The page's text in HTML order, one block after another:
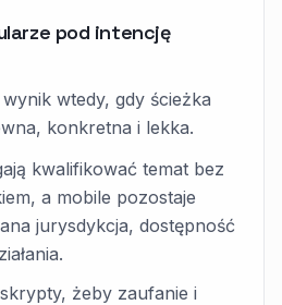
pod intencję
wtedy, gdy ścieżka
konkretna i lekka.
kwalifikować temat bez
a mobile pozostaje
jurysdykcja, dostępność
żeby zaufanie i